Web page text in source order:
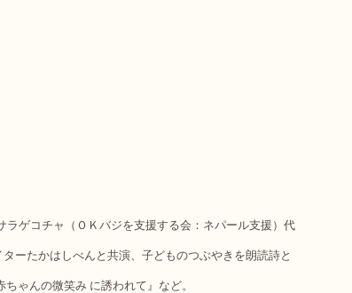
ゲコチャ（ＯＫバジを支援する会：ネパール支援）代
ーたかはしべんと共演、子どものつぶやきを朗読詩と
ゃんの微笑み に誘われて』など。